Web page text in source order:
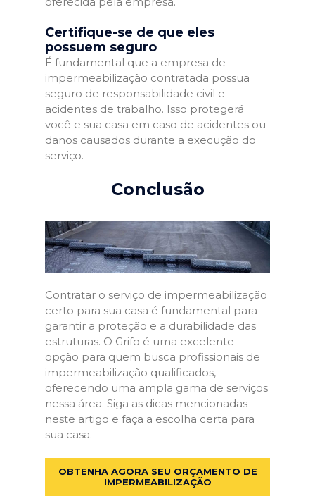
Certifique-se de que eles
possuem seguro
É fundamental que a empresa de
impermeabilização contratada possua
seguro de responsabilidade civil e
acidentes de trabalho. Isso protegerá
você e sua casa em caso de acidentes ou
danos causados durante a execução do
serviço.
Conclusão
Contratar o serviço de impermeabilização
certo para sua casa é fundamental para
garantir a proteção e a durabilidade das
estruturas. O Grifo é uma excelente
opção para quem busca profissionais de
impermeabilização qualificados,
oferecendo uma ampla gama de serviços
nessa área. Siga as dicas mencionadas
neste artigo e faça a escolha certa para
sua casa.
OBTENHA AGORA SEU ORÇAMENTO DE
IMPERMEABILIZAÇÃO